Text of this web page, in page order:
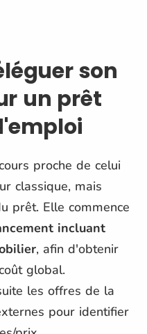
son
un prêt
proche de celui
classique, mais
prêt. Elle commence
incluant
, afin d'obtenir
global.
les offres de la
pour identifier